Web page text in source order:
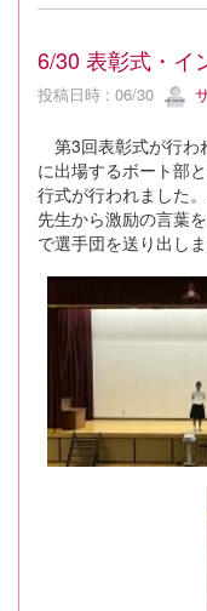
6/30 表彰式・イ
投稿日時 : 06/30
第3回表彰式が行わ
に出場するボート部
行式が行われました
先生から激励の言葉
で選手団を送り出しま